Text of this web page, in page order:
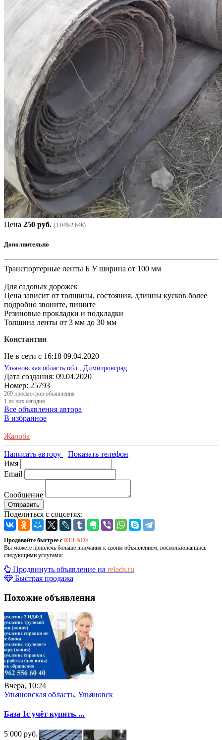
Цена 250 руб. (3.04$/2.64€)
Дополнительно
Транспортерные ленты Б У ширина от 100 мм
Для садовых дорожек
Цена зависит от толщины, состояния, длинны кусков более
подробно звоните, пишите
Резиновые прокладки и подкладки
Толщина ленты от 3 мм до 30 мм
Константин
Не в сети с 16:18 09.04.2020
Ульяновская область обл. Димитровград
Дата создания: 09.04.2020
Номер: 25793
269 просмотров объявления
1 из них сегодня
Все объявления автора
В избранное
Жалоба
Написать автору
Показать телефон
Имя
Email
Сообщение
Отправить
Поделиться с соцсетях:
Продавайте быстрее с RELADS
Вы можете привлечь больше внимания к своим объявлением, воспользовавшись
следующими услугами:
Продвинуть объявление на relads.ru
Быстрая продажа
Похожие объявления
Вчера, 10:24
Ульяновская область, Ульяновск
База 1с учёт купить. ...
5 000 руб.